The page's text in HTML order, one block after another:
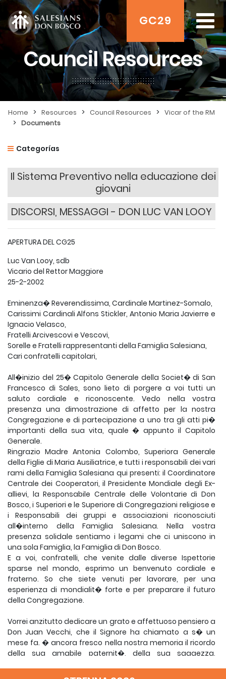
GC29
Council Resources
Home > Resources > Council Resources > Vicar of the RM
> Documents
Categorías
Il Sistema Preventivo nella educazione dei
giovani
DISCORSI, MESSAGGI - DON LUC VAN LOOY
APERTURA DEL CG25
Luc Van Looy, sdb
Vicario del Rettor Maggiore
25-2-2002
Eminenza� Reverendissima, Cardinale Martinez-Somalo,
Carissimi Cardinali Alfons Stickler, Antonio Maria Javierre e
Ignacio Velasco,
Fratelli Arcivescovi e Vescovi,
Sorelle e Fratelli rappresentanti della Famiglia Salesiana,
Cari confratelli capitolari,
All�inizio del 25� Capitolo Generale della Societ� di San
Francesco di Sales, sono lieto di porgere a voi tutti un
saluto cordiale e riconoscente. Vedo nella vostra
presenza una dimostrazione di affetto per la nostra
Congregazione e di partecipazione a uno tra gli atti pi�
importanti della sua vita, quale � appunto il Capitolo
Generale.
Ringrazio Madre Antonia Colombo, Superiora Generale
della Figlie di Maria Ausiliatrice, e tutti i responsabili dei vari
rami della Famiglia Salesiana qui presenti: il Coordinatore
Centrale dei Cooperatori, il Presidente Mondiale degli Ex-
allievi, la Responsabile Centrale delle Volontarie di Don
Bosco, i Superiori e le Superiore di Congregazioni religiose e
i Responsabili dei gruppi e associazioni riconosciuti
all�interno della Famiglia Salesiana. Nella vostra
presenza solidale sentiamo i legami che ci uniscono in
una sola Famiglia, la Famiglia di Don Bosco.
E a voi, confratelli, che venite dalle diverse Ispettorie
sparse nel mondo, esprimo un benvenuto cordiale e
fraterno. So che siete venuti per lavorare, per una
esperienza di mondialit� forte e per preparare il futuro
della Congregazione.
Vorrei anzitutto dedicare un grato e affettuoso pensiero a
Don Juan Vecchi, che il Signore ha chiamato a s� un
mese fa. � ancora fresco nella nostra memoria il ricordo
della sua amabile paternit�, della sua saggezza,